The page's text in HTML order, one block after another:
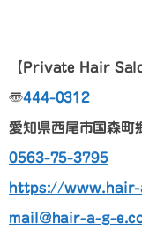
【Private Hair
〠444-0312
愛知県西尾市国森町
0563-75-3795
https://www.hair-
mail@hair-a-g-